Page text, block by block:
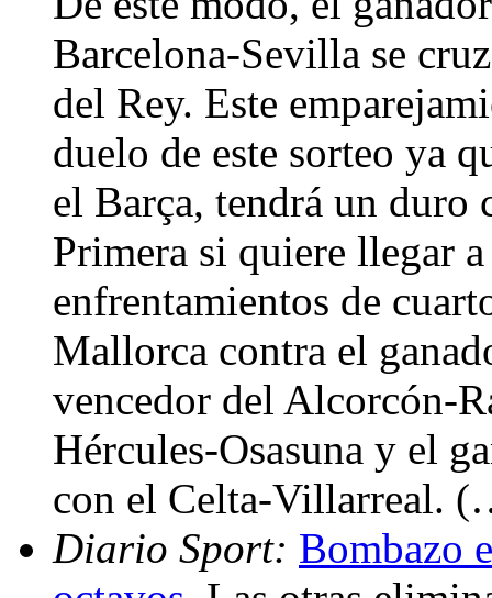
Barcelona-Sevilla se
del Rey. Este
duelo de este sorteo ya
el Barça, tendrá un duro
Primera si quiere llegar
enfrentamientos de
Mallorca contra el
vencedor del Alcorcón-
Hércules-Osasuna y el
con el Celta-Villarreal.
Diario Sport: Bombazo